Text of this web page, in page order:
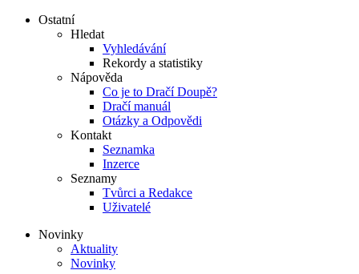
Ostatní
Hledat
Vyhledávání
Rekordy a statistiky
Nápověda
Co je to Dračí Doupě?
Dračí manuál
Otázky a Odpovědi
Kontakt
Seznamka
Inzerce
Seznamy
Tvůrci a Redakce
Uživatelé
Novinky
Aktuality
Novinky